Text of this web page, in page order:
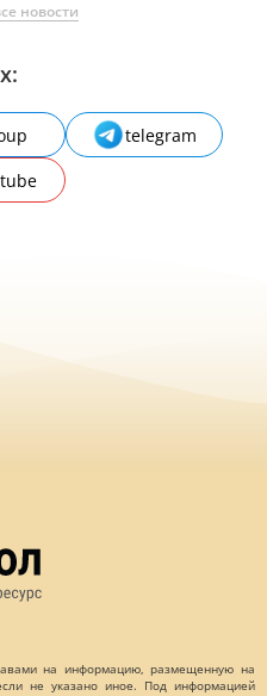
новости
telegram
на информацию, размещенную на
не указано иное. Под информацией